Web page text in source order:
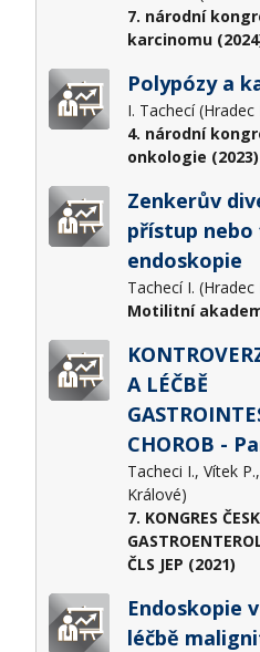
7. národní
karcinomu
Polypózy a
I. Tachecí (Hradec
4. národní
onkologie (2023)
Zenkerův
přístup
endoskopie
Tachecí I. (Hradec
Motilitní
A LÉČBĚ
CHOROB -
Tacheci I., Vítek
Králové)
7. KONGRES
ČLS JEP (2021)
Endoskopie
léčbě